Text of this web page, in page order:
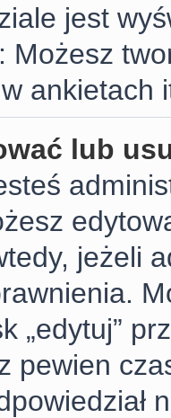
jest
Możesz
ankietach
lub
jeżeli
„edytuj”
pewien